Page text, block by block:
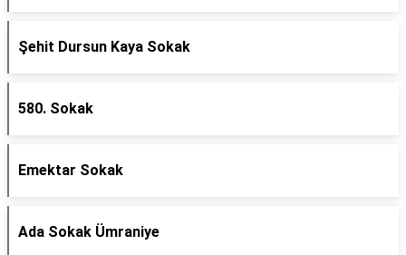
Şehit Dursun Kaya Sokak
580. Sokak
Emektar Sokak
Ada Sokak Ümraniye